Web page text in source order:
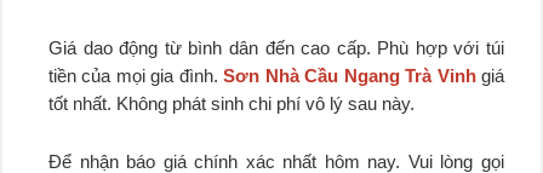
Giá dao động từ bình dân đến cao cấp. Phù hợp với túi
tiền của mọi gia đình.Sơn Nhà Cầu Ngang Trà Vinhgiá
tốt nhất. Không phát sinh chi phí vô lý sau này.
Để nhận báo giá chính xác nhất hôm nay. Vui lòng gọi